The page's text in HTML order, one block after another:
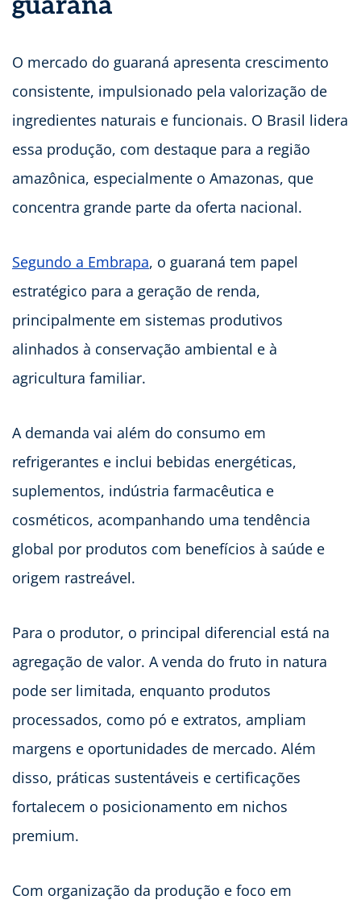
O mercado do guaraná apresenta crescimento
consistente, impulsionado pela valorização de
ingredientes naturais e funcionais. O Brasil lidera
essa produção, com destaque para a região
amazônica, especialmente o Amazonas, que
concentra grande parte da oferta nacional.
Segundo a Embrapa, o guaraná tem papel
estratégico para a geração de renda,
principalmente em sistemas produtivos
alinhados à conservação ambiental e à
agricultura familiar.
A demanda vai além do consumo em
refrigerantes e inclui bebidas energéticas,
suplementos, indústria farmacêutica e
cosméticos, acompanhando uma tendência
global por produtos com benefícios à saúde e
origem rastreável.
Para o produtor, o principal diferencial está na
agregação de valor. A venda do fruto in natura
pode ser limitada, enquanto produtos
processados, como pó e extratos, ampliam
margens e oportunidades de mercado. Além
disso, práticas sustentáveis e certificações
fortalecem o posicionamento em nichos
premium.
Com organização da produção e foco em